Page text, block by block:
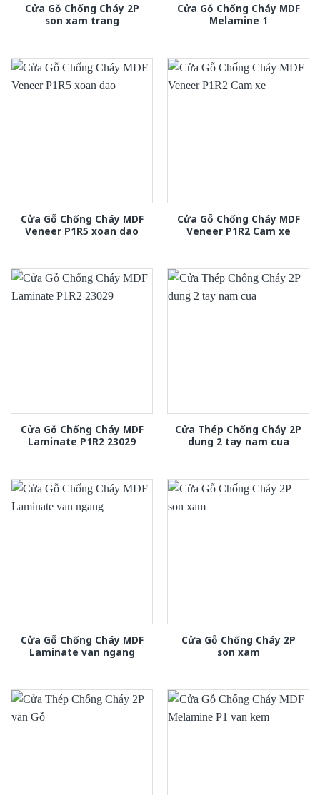
Cửa Gỗ Chống Cháy 2P
son xam trang
Cửa Gỗ Chống Cháy MDF
Melamine 1
Cửa Gỗ Chống Cháy MDF
Veneer P1R5 xoan dao
Cửa Gỗ Chống Cháy MDF
Veneer P1R2 Cam xe
Cửa Gỗ Chống Cháy MDF
Laminate P1R2 23029
Cửa Thép Chống Cháy 2P
dung 2 tay nam cua
Cửa Gỗ Chống Cháy MDF
Laminate van ngang
Cửa Gỗ Chống Cháy 2P
son xam